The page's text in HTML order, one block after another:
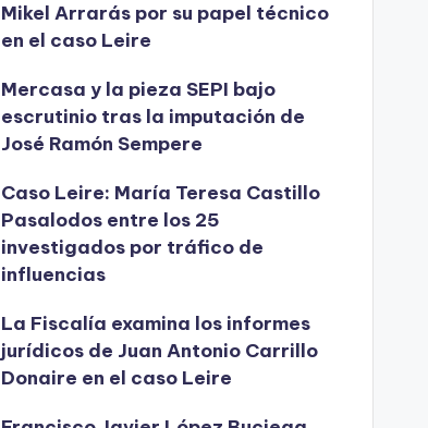
Mikel Arrarás por su papel técnico
en el caso Leire
Mercasa y la pieza SEPI bajo
escrutinio tras la imputación de
José Ramón Sempere
Caso Leire: María Teresa Castillo
Pasalodos entre los 25
investigados por tráfico de
influencias
La Fiscalía examina los informes
jurídicos de Juan Antonio Carrillo
Donaire en el caso Leire